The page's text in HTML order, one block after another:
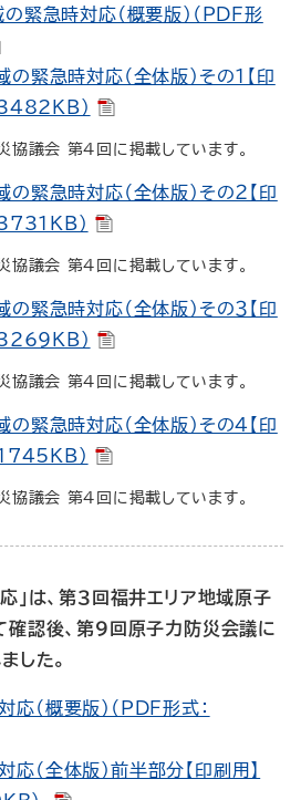
の緊急時対応（概要版）（PDF形
の緊急時対応（全体版）その１【印
3482KB）
議会 第４回に掲載しています。
の緊急時対応（全体版）その２【印
3731KB）
議会 第４回に掲載しています。
の緊急時対応（全体版）その３【印
3269KB）
議会 第４回に掲載しています。
の緊急時対応（全体版）その４【印
1745KB）
議会 第４回に掲載しています。
」は、第３回福井エリア地域原子
認後、第９回原子力防災会議に
した。
（概要版）（PDF形式：
（全体版）前半部分【印刷用】